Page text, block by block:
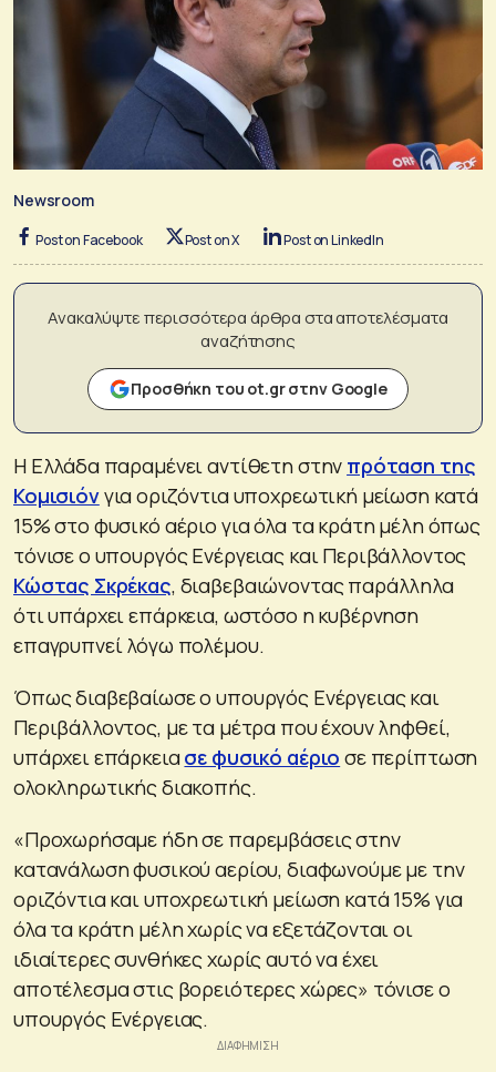
Newsroom
Post on Facebook Post on X Post on LinkedIn
Ανακαλύψτε περισσότερα άρθρα στα αποτελέσματα
αναζήτησης
Προσθήκη του ot.gr στην Google
Η Ελλάδα παραμένει αντίθετη στην πρόταση της
Κομισιόνγια οριζόντια υποχρεωτική μείωση κατά
15% στο φυσικό αέριο για όλα τα κράτη μέλη όπως
τόνισε ο υπουργός Ενέργειας και Περιβάλλοντος
Κώστας Σκρέκας, διαβεβαιώνοντας παράλληλα
ότι υπάρχει επάρκεια, ωστόσο η κυβέρνηση
επαγρυπνεί λόγω πολέμου.
Όπως διαβεβαίωσε ο υπουργός Ενέργειας και
Περιβάλλοντος, με τα μέτρα που έχουν ληφθεί,
υπάρχει επάρκειασε φυσικό αέριο σε περίπτωση
ολοκληρωτικής διακοπής.
«Προχωρήσαμε ήδη σε παρεμβάσεις στην
κατανάλωση φυσικού αερίου, διαφωνούμε με την
οριζόντια και υποχρεωτική μείωση κατά 15% για
όλα τα κράτη μέλη χωρίς να εξετάζονται οι
ιδιαίτερες συνθήκες χωρίς αυτό να έχει
αποτέλεσμα στις βορειότερες χώρες» τόνισε ο
υπουργός Ενέργειας.